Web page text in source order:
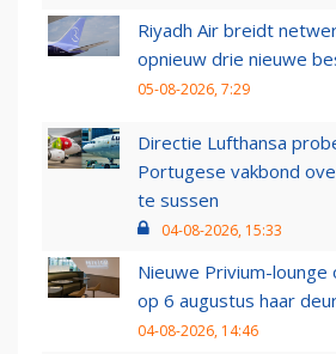
Riyadh Air breidt
opnieuw drie nieuwe
05-08-2026, 7:29
Directie Lufthansa
Portugese vakbond
te sussen
04-08-2026, 15:33
Nieuwe Privium-lounge
op 6 augustus haar
04-08-2026, 14:46